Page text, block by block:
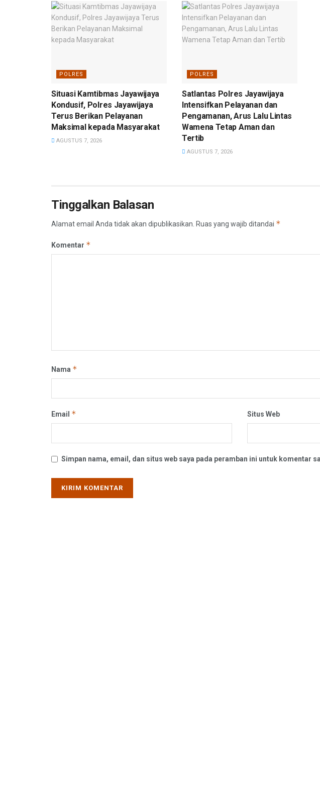
POLRES
Situasi Kamtibmas Jayawijaya
Kondusif, Polres Jayawijaya
Terus Berikan Pelayanan
Maksimal kepada Masyarakat
AGUSTUS 7, 2026
POLRES
Satlantas Polres Jayawijaya
Intensifkan Pelayanan dan
Pengamanan, Arus Lalu Lintas
Wamena Tetap Aman dan
Tertib
AGUSTUS 7, 2026
Tinggalkan Balasan
Alamat email Anda tidak akan dipublikasikan. Ruas yang wajib ditandai *
Komentar *
Nama *
Email * Situs Web
Simpan nama, email, dan situs web saya pada peramban ini untuk komentar